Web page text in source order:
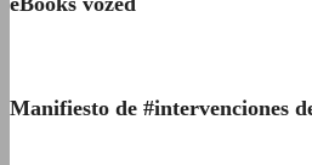
Manifiesto de #intervenciones